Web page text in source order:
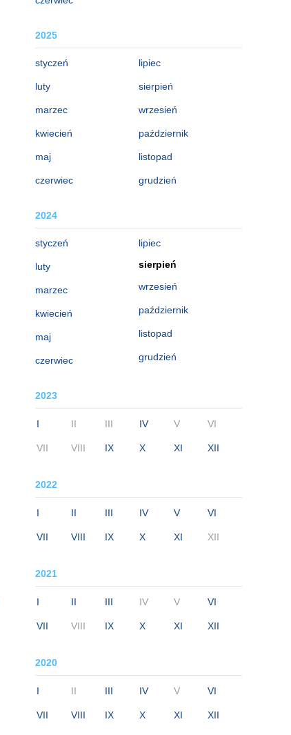
2025
styczeń
luty
marzec
kwiecień
maj
czerwiec
lipiec
sierpień
wrzesień
październik
listopad
grudzień
2024
styczeń
luty
marzec
kwiecień
maj
czerwiec
lipiec
sierpień
wrzesień
październik
listopad
grudzień
2023
I II III IV V VI
VII VIII IX X XI XII
2022
I II III IV V VI
VII VIII IX X XI XII
2021
I II III IV V VI
VII VIII IX X XI XII
2020
I II III IV V VI
VII VIII IX X XI XII